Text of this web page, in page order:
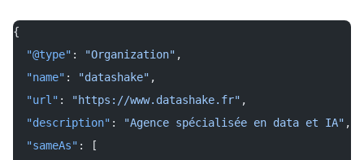
{
  "@type"
: "Organization" ,
  "name"
: "datashake" ,
  "url"
: "https://www.datashake.fr" ,
  "description"
: "Agence spécialisée en data et IA" ,
  "sameAs"
: [